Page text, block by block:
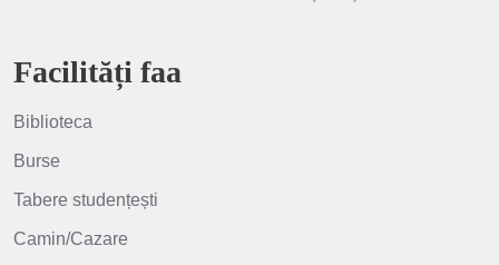
Facilități faa
Biblioteca
Burse
Tabere studențești
Camin/Cazare